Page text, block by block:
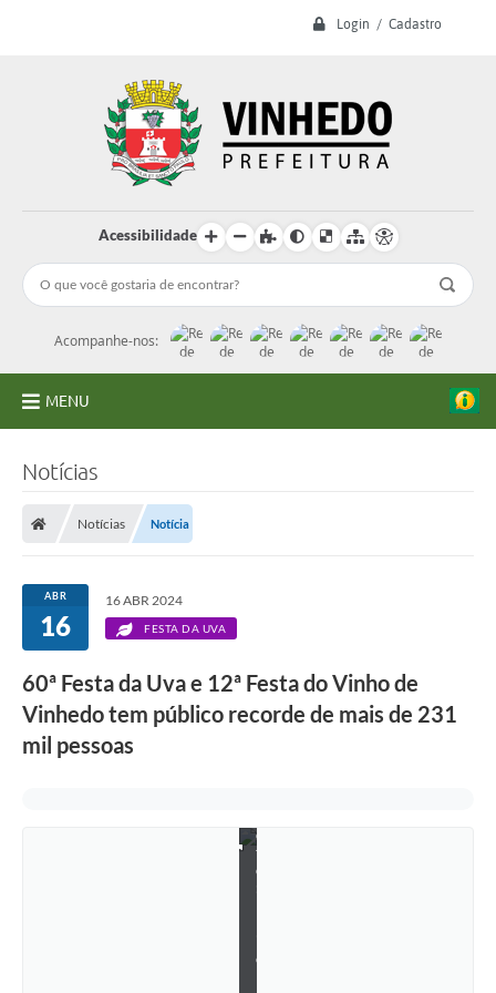
Login / Cadastro
Acessibilidade
Acompanhe-nos:
MENU
Licitações
Transparência
Concursos e Processos Seletivos
Inclusão e Acessibilidade
Transporte Coletivo Municipal (Horários e
Notícias
Notícias Notícia
ABR
16
16 ABR 2024
FESTA DA UVA
60ª Festa da Uva e 12ª Festa do Vinho de
Vinhedo tem público recorde de mais de 231
mil pessoas
o
t
o
e